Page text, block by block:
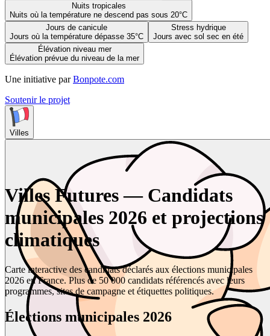
Nuits tropicales
Nuits où la température ne descend pas sous 20°C
Jours de canicule
Jours où la température dépasse 35°C
Stress hydrique
Jours avec sol sec en été
Élévation niveau mer
Élévation prévue du niveau de la mer
Une initiative par Bonpote.com
Soutenir le projet
Villes
Villes Futures — Candidats
municipales 2026 et projections
climatiques
Carte interactive des candidats déclarés aux élections municipales
2026 en France. Plus de 50 000 candidats référencés avec leurs
programmes, sites de campagne et étiquettes politiques.
Élections municipales 2026